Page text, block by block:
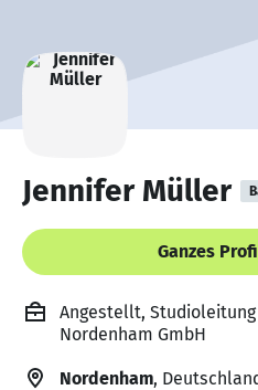
Jennifer Müller
Ganzes
Angestellt,
Nordenham GmbH
Nordenham,